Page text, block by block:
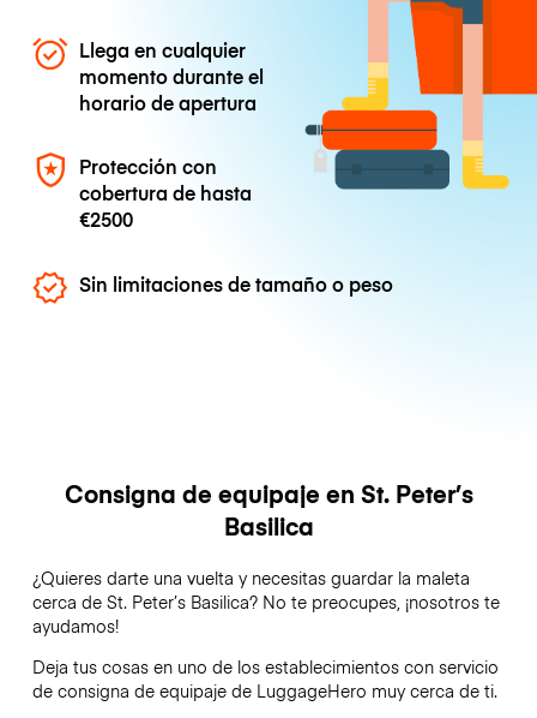
Llega en cualquier
momento durante el
horario de apertura
Protección con
cobertura de hasta
€2500
Sin limitaciones de tamaño o peso
Consigna de equipaje en St. Peter’s
Basilica
¿Quieres darte una vuelta y necesitas guardar la maleta
cerca de St. Peter’s Basilica? No te preocupes, ¡nosotros te
ayudamos!
Deja tus cosas en uno de los establecimientos con servicio
de consigna de equipaje de LuggageHero muy cerca de ti.